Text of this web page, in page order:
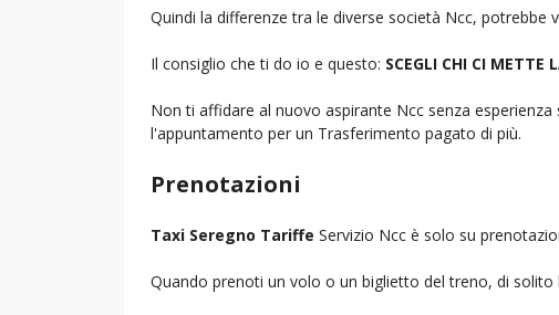
Quindi la differenze tra le diverse società Ncc, potrebbe
Il consiglio che ti do io e questo: SCEGLI CHI CI METTE
Non ti affidare al nuovo aspirante Ncc senza
l'appuntamento per un Trasferimento pagato di più.
Prenotazioni
Taxi Seregno Tariffe Servizio Ncc è solo su
Quando prenoti un volo o un biglietto del treno, di